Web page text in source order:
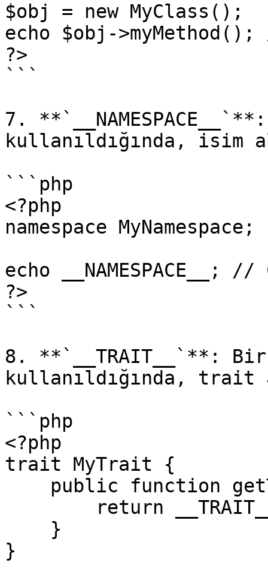
$obj = new MyClass();
echo $obj-
?>
```
7.
kullanıldığında, isim
```php
<?php
namespace MyNamespace;
echo __NAMESPACE__; //
?>
```
8. **`__TRAIT__`**:
kullanıldığında, trait
```php
<?php
trait MyTrait {
}